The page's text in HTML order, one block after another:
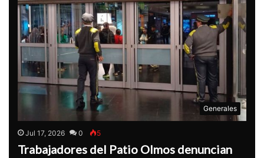
Generales
Jul 17, 2026 0 5
Trabajadores del Patio Olmos denuncian